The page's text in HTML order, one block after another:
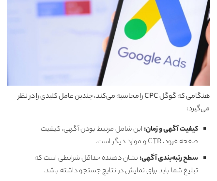
هنگامی که گوگل CPC را محاسبه می‌کند، چندین عامل کلیدی را در نظر
می‌گیرد:
کیفیت آگهی و زمان: این شامل مرتبط بودن آگهی، کیفیت
صفحه فرود، CTR و موارد دیگر است.
سطح رتبه‌بندی آگهی: نشان دهنده حداقل شرایطی است که
تبلیغ شما باید برای نمایش در نتایج جستجو داشته باشد.